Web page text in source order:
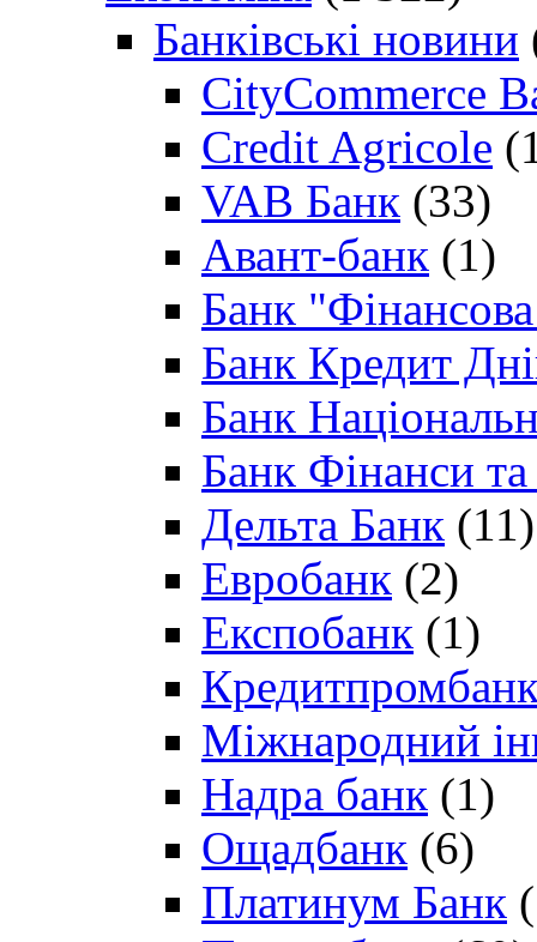
Банківські новини
CityCommerce
Credit Agricole
VAB Банк (33)
Авант-банк (1)
Банк "Фінансова
Банк Кредит
Банк
Банк Фінанси
Дельта Банк (11)
Евробанк (2)
Експобанк (1)
Міжнародний
Надра банк (1)
Ощадбанк (6)
Платинум Банк